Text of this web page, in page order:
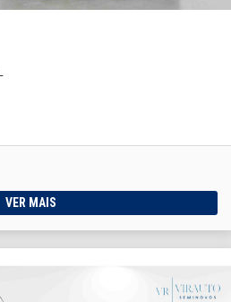
VER MAIS